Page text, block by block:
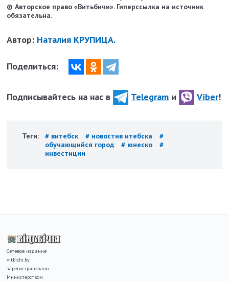
© Авторское право «Витьбичи». Гиперссылка на источник
обязательна.
Автор: Наталия КРУПИЦА.
Поделиться:
Подписывайтесь на нас в Telegram и Viber!
Теги: # витебск # новостив итебска
#
обучающийся город
# юнеско
#
инвестиции
Сетевое издание
vitbichi.by
зарегистрировано
Министерством